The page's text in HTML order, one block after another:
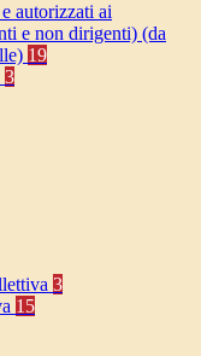
autorizzati ai
e non dirigenti) (da
19
3
3
15